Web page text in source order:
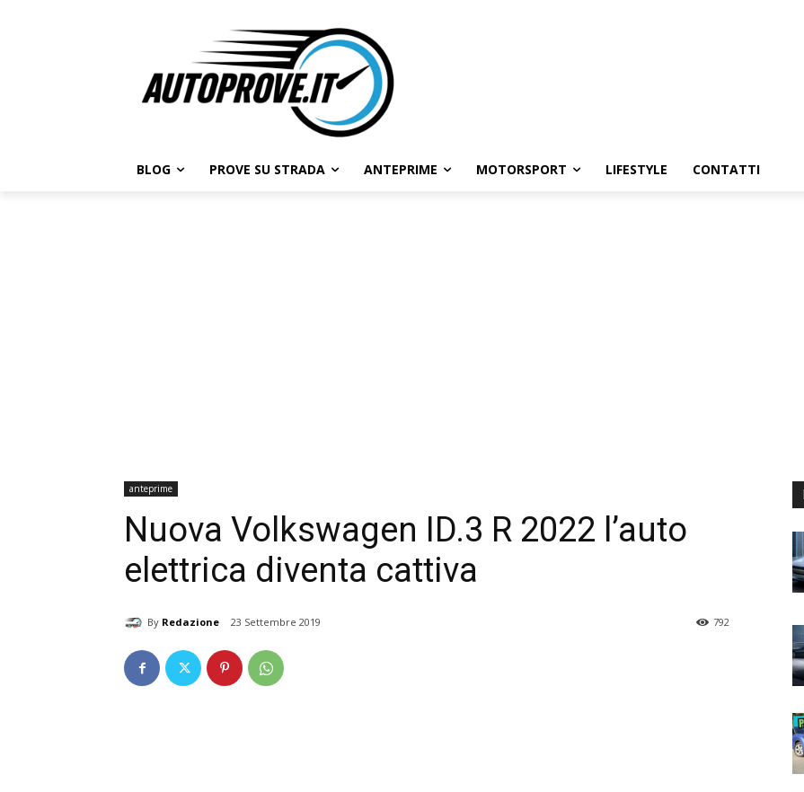
BLOG PROVE SU STRADA ANTEPRIME MOTORSPORT LIFESTYLE CONTATTI
anteprime
Nuova Volkswagen ID.3 R 2022 l’auto
elettrica diventa cattiva
By Redazione 23 Settembre 2019 792